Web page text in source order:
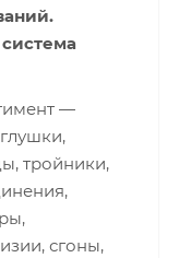
—
тройники,
сгоны,